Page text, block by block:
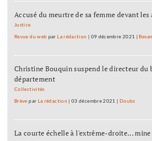
Accusé du meurtre de sa femme devant les
Justice
Revue du web par La rédaction 09 décembre 2021
Christine Bouquin suspend le directeur du
département
Collectivités
Brève par La rédaction |03 décembre 2021 Doubs
La courte échelle à l'extrême-droite...